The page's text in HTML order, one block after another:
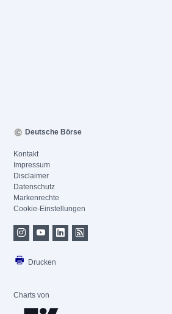
Deutsche Börse
Kontakt
Impressum
Disclaimer
Datenschutz
Markenrechte
Cookie-Einstellungen
Drucken
Charts von